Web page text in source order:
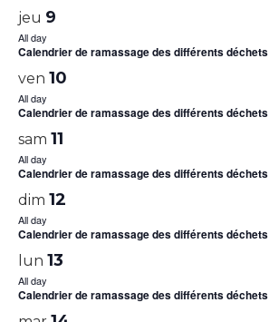
jeu 9
All day
Calendrier de ramassage des différents déchets
ven 10
All day
Calendrier de ramassage des différents déchets
sam 11
All day
Calendrier de ramassage des différents déchets
dim 12
All day
Calendrier de ramassage des différents déchets
lun 13
All day
Calendrier de ramassage des différents déchets